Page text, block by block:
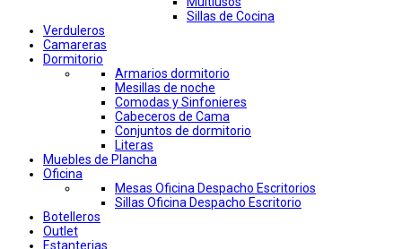
Sillas de Cocina
Verduleros
Camareras
Dormitorio
Armarios dormitorio
Mesillas de noche
Comodas y Sinfonieres
Cabeceros de Cama
Conjuntos de dormitorio
Literas
Muebles de Plancha
Oficina
Mesas Oficina Despacho Escritorios
Sillas Oficina Despacho Escritorio
Botelleros
Outlet
Estanterias